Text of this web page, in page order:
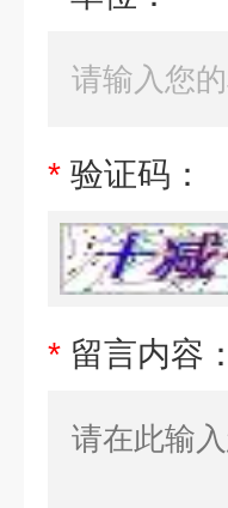
* 验证码：
* 留言内容：